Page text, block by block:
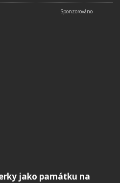
jako památku na